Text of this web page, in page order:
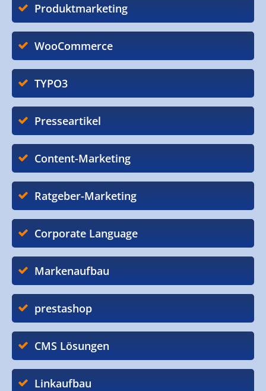
Produktmarketing
WooCommerce
TYPO3
Presseartikel
Content-Marketing
Ratgeber-Marketing
Corporate Language
Markenaufbau
prestashop
CMS Lösungen
Linkaufbau